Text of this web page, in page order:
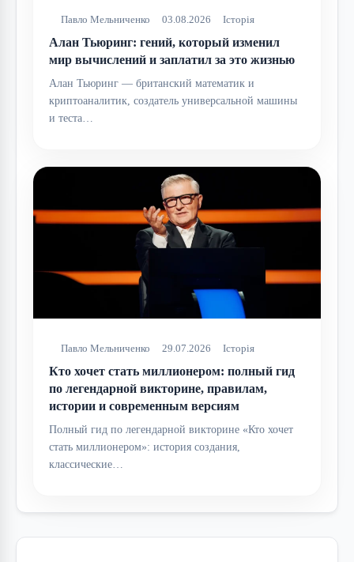
Павло Мельниченко 03.08.2026 Історія
Алан Тьюринг: гений, который изменил
мир вычислений и заплатил за это жизнью
Алан Тьюринг — британский математик и
криптоаналитик, создатель универсальной машины
и теста…
Павло Мельниченко 29.07.2026 Історія
Кто хочет стать миллионером: полный гид
по легендарной викторине, правилам,
истории и современным версиям
Полный гид по легендарной викторине «Кто хочет
стать миллионером»: история создания,
классические…